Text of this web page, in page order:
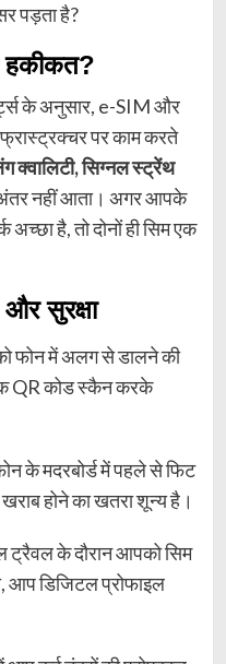
पड़ता है?
हकीकत?
के अनुसार, e-SIM और
पर काम करते
क्वालिटी, सिग्नल स्ट्रेंथ
नहीं आता। अगर आपके
है, तो दोनों ही सिम एक
सुरक्षा
फोन में अलग से डालने की
QR कोड स्कैन करके
के मदरबोर्ड में पहले से फिट
होने का खतरा शून्य है।
के दौरान आपको सिम
आप डिजिटल प्रोफाइल